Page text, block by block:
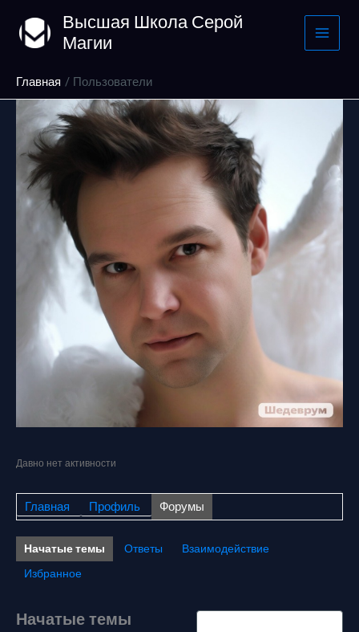
содержимому
Высшая Школа Серой
Магии
Главная Пользователи
Давно нет активности
Главная Профиль Форумы
Начатые темы Ответы
Взаимодействие
Избранное
Начатые темы